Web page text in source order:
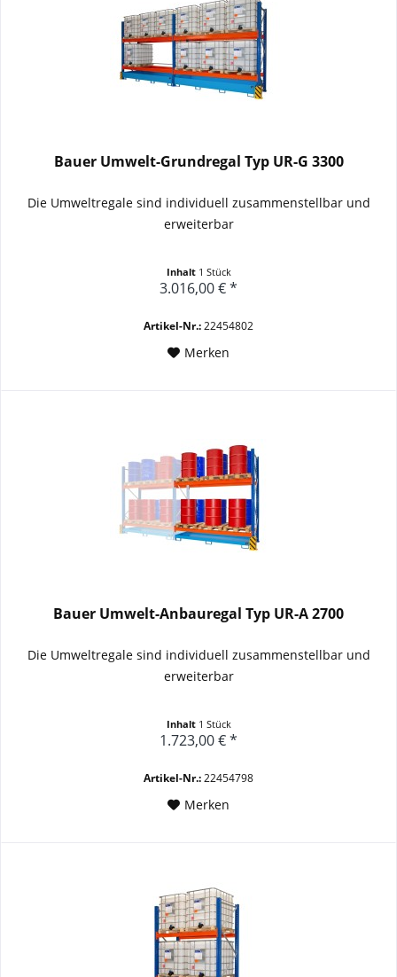
Bauer Umwelt-Grundregal Typ UR-G 3300
Die Umweltregale sind individuell zusammenstellbar und
erweiterbar
Inhalt 1 Stück
3.016,00 € *
Artikel-Nr.:22454802
Merken
Bauer Umwelt-Anbauregal Typ UR-A 2700
Die Umweltregale sind individuell zusammenstellbar und
erweiterbar
Inhalt 1 Stück
1.723,00 € *
Artikel-Nr.:22454798
Merken